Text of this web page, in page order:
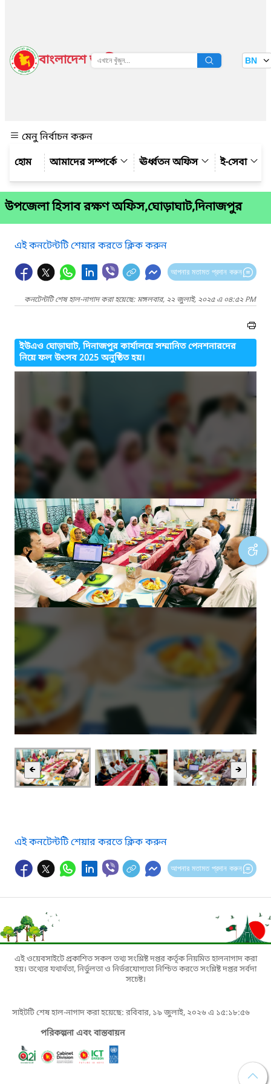
বাংলাদেশ জাতীয় তথ্য বাতায়ন BN
মেনু নির্বাচন করুন
আমাদের সম্পর্কে
ঊর্ধ্বতন অফিস ই-সেবা
উপজেলা হিসাব রক্ষণ অফিস,ঘোড়াঘাট,দিনাজপুর
এই কনটেন্টটি শেয়ার করতে ক্লিক করুন
আপনার মতামত প্রদান করুন
কনটেন্টটি শেষ হাল-নাগাদ করা হয়েছে: মঙ্গলবার, ২২ জুলাই, ২০২৫ এ ০৪:৫২ PM
ইউএও ঘোড়াঘাট, দিনাজপুর কার্যালয়ে সম্মানিত পেনশনারদের
নিয়ে ফল উৎসব 2025 অনুষ্ঠিত হয়।
❮ ❯
🡸 🡺
এই কনটেন্টটি শেয়ার করতে ক্লিক করুন
আপনার মতামত প্রদান করুন
এই ওয়েবসাইটে প্রকাশিত সকল তথ্য সংশ্লিষ্ট দপ্তর কর্তৃক নিয়মিত হালনাগাদ করা
হয়। তথ্যের যথার্থতা, নির্ভুলতা ও নির্ভরযোগ্যতা নিশ্চিত করতে সংশ্লিষ্ট দপ্তর সর্বদা
সচেষ্ট।
সাইটটি শেষ হাল-নাগাদ করা হয়েছে: রবিবার, ১৯ জুলাই, ২০২৬ এ ১৫:১৮:৫৬
পরিকল্পনা এবং বাস্তবায়ন